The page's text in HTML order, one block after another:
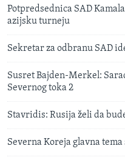
Potpredsednica SAD
azijsku turneju
Sekretar za odbranu SAD
Susret Bajden-Merkel:
Severnog toka 2
Stavridis: Rusija želi da
Severna Koreja glavna